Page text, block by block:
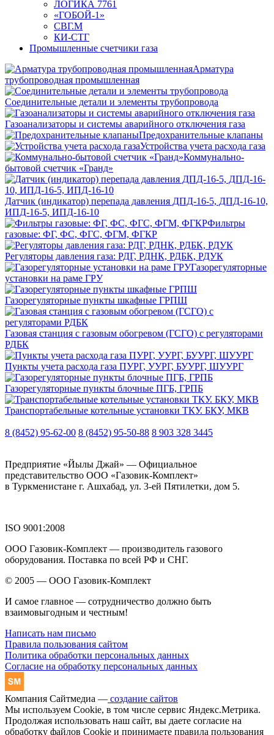
ЛОГИКА 7761
«ГОБОЙ-1»
СВГ.М
КИ-СТГ
Промышленные счетчики газа
Арматура
трубопроводная промышленная
Соединительные детали и элементы трубопровода
Газоанализаторы и системы аварийного отключения газа
Предохранительные клапаны
Устройства учета расхода газа
Коммунально-
бытовой счетчик «Гранд»
Датчик (индикатор) перепада давления ДПД-16-5, ДПД-16-10,
ИПД-16-5, ИПД-16-10
Фильтры
газовые: ФГ, ФС, ФГС, ФГМ, ФГКР
Регуляторы давления газа: РДГ, РДНК, РДБК, РДУК
Газорегуляторные
установки на раме ГРУ
Газорегуляторные пункты шкафные ГРПШ
Газовая станция с газовым обогревом (ГСГО) с регуляторами
РДБК
Пункты учета расхода газа ПУРГ, УУРГ, БУУРГ, ШУУРГ
Газорегуляторные пункты блочные ПГБ, ГРПБ
Транспортабельные котельные установки ТКУ. БКУ, МКВ
8 (8452) 95-62-00 8 (8452) 95-50-88 8 903 328 3445
Предприятие «Йылы Джай» — Официальное
представительство ООО «Газовик-Комплект»
в Туркменистане г. Ашхабад, ул. 3-ей Пятилетки, дом 5.
ISO 9001:2008
ООО Газовик-Комплект — производитель газового
оборудования. Поставка по всей РФ и СНГ.
© 2005 — ООО Газовик-Комплект
И самое главное — сотрудничество должно быть
взаимовыгодным и честным!
Написать нам письмо
Правила пользования сайтом
Политика обработки персональных данных
Согласие на обработку персональных данных
Компания Сайтмедиа — создание сайтов
Мы используем Cookie, в том числе сервис Яндекс.Метрика.
Продолжая использовать наш сайт, вы даете согласие на
обработку файлов Cookie и принимаете правила пользования